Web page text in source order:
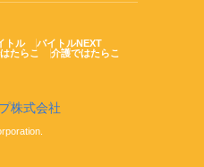
トル
バイトルNEXT
たらこ 介護ではたらこ